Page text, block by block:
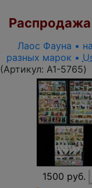
Распродажа
Лаос Фауна •
разных марок •
(Артикул: A1-5765)
1500 руб.